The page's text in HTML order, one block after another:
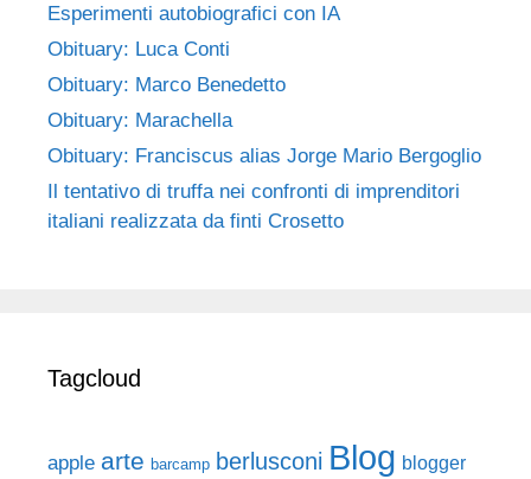
Esperimenti autobiografici con IA
Obituary: Luca Conti
Obituary: Marco Benedetto
Obituary: Marachella
Obituary: Franciscus alias Jorge Mario Bergoglio
Il tentativo di truffa nei confronti di imprenditori
italiani realizzata da finti Crosetto
Tagcloud
apple arte barcamp berlusconi Blog blogger